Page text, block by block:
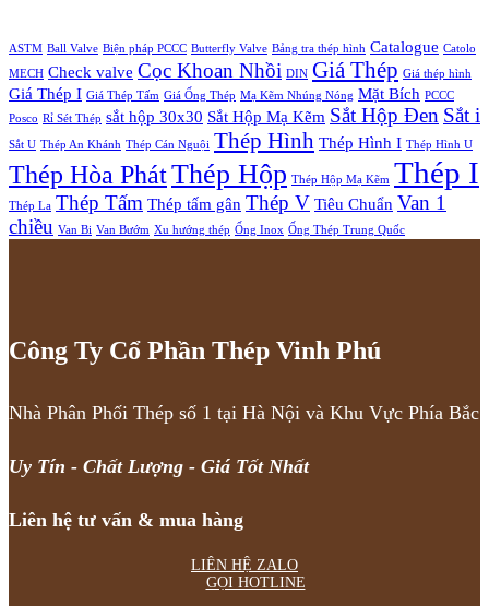
ASTM Ball Valve Biện pháp PCCC Butterfly Valve Bảng tra thép hình Catalogue Catolo
MECH Check valve Cọc Khoan Nhồi DIN Giá Thép Giá thép hình
Giá Thép I Giá Thép Tấm Giá Ống Thép Mạ Kẽm Nhúng Nóng Mặt Bích PCCC
Posco Rỉ Sét Thép sắt hộp 30x30 Sắt Hộp Mạ Kẽm Sắt Hộp Đen Sắt i
Sắt U Thép An Khánh Thép Cán Nguội Thép Hình Thép Hình I Thép Hình U
Thép Hòa PhátThép Hộp Thép Hộp Mạ Kẽm Thép I
Thép La Thép Tấm Thép tấm gân Thép V Tiêu Chuẩn Van 1
chiều Van Bi Van Bướm Xu hướng thép Ống Inox Ống Thép Trung Quốc
Công Ty Cổ Phần Thép Vinh Phú
Nhà Phân Phối Thép số 1 tại Hà Nội và Khu Vực Phía Bắc
Uy Tín - Chất Lượng - Giá Tốt Nhất
Liên hệ tư vấn & mua hàng
LIÊN HỆ ZALO
GỌI HOTLINE